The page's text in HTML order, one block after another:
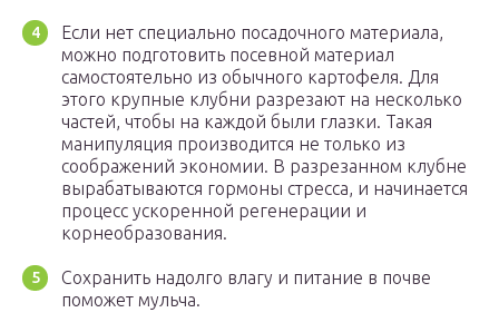
Если нет специально посадочного материала,
можно подготовить посевной материал
самостоятельно из обычного картофеля. Для
этого крупные клубни разрезают на несколько
частей, чтобы на каждой были глазки. Такая
манипуляция производится не только из
соображений экономии. В разрезанном клубне
вырабатываются гормоны стресса, и начинается
процесс ускоренной регенерации и
корнеобразования.
Сохранить надолго влагу и питание в почве
поможет мульча.